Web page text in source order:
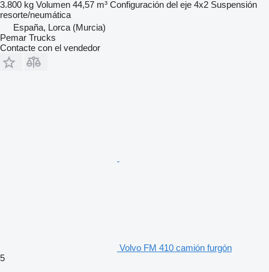
3.800 kg Volumen 44,57 m³ Configuración del eje 4x2 Suspensión
resorte/neumática
España, Lorca (Murcia)
Pemar Trucks
Contacte con el vendedor
Volvo FM 410 camión furgón
5